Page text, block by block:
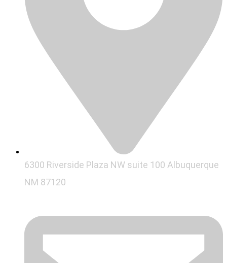
6300 Riverside Plaza NW suite 100 Albuquerque
NM 87120